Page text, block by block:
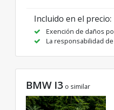
Incluido en el precio:
Exención de daños
La responsabilidad
BMW I3 o similar